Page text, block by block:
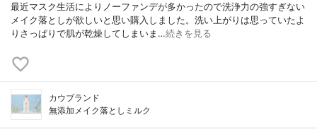
最近マスク生活によりノーファンデが多かったので洗浄力の強すぎない
メイク落としが欲しいと思い購入しました。洗い上がりは思っていたよ
りさっぱりで肌が乾燥してしまいま…続きを見る
カウブランド
無添加メイク落としミルク